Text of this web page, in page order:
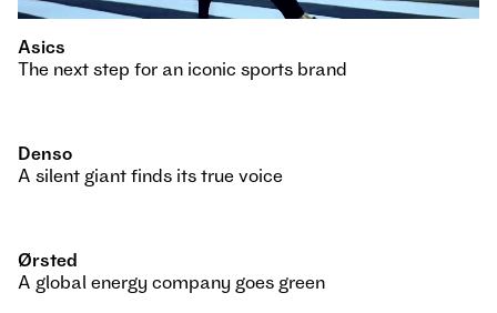
Asics
The next step for an iconic sports brand
Denso
A silent giant finds its true voice
Ørsted
A global energy company goes green